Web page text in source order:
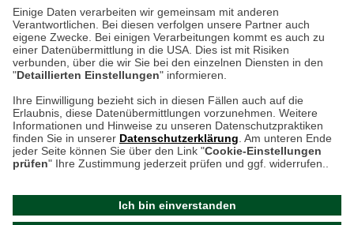
Einige Daten verarbeiten wir gemeinsam mit anderen
Verantwortlichen. Bei diesen verfolgen unsere Partner auch
eigene Zwecke. Bei einigen Verarbeitungen kommt es auch zu
einer Datenübermittlung in die USA. Dies ist mit Risiken
verbunden, über die wir Sie bei den einzelnen Diensten in den
"Detaillierten Einstellungen" informieren.
Ihre Einwilligung bezieht sich in diesen Fällen auch auf die
Erlaubnis, diese Datenübermittlungen vorzunehmen. Weitere
Informationen und Hinweise zu unseren Datenschutzpraktiken
finden Sie in unserer Datenschutzerklärung . Am unteren Ende
jeder Seite können Sie über den Link "Cookie-Einstellungen
prüfen" Ihre Zustimmung jederzeit prüfen und ggf. widerrufen..
Ich bin einverstanden
Kontakt
Umwelt und Entsorgung
Zur Echtheit von Bewertungen
Hinweisgeber-Schutzgesetz
Barrierefreiheit unserer Website
am 06.08.2026 um 11:47
Cookie-Einstellungen in Ihrem Browser
ACHTUNG!
Ihr Browser speichert aktuell keine Cookies!
Leider können Sie in diesem Fall unseren Online-Shop